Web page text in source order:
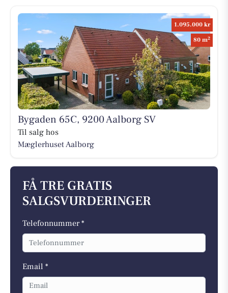
1.095.000 kr
80 m2
Bygaden 65C, 9200 Aalborg SV
Til salg hos
Mæglerhuset Aalborg
FÅ TRE GRATIS
SALGSVURDERINGER
Telefonnummer *
Email *